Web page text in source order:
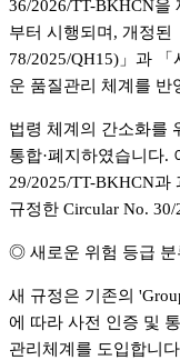
36/2026/TT-BKHCN을
부터 시행되며, 개정된
78/2025/QH15)」과
운 품질관리 체계를 반
법령 체계의 간소화를
통합·폐지하였습니다.
29/2025/TT-BKHCN과
규정한 Circular No.
◎ 새로운 위험 등급 분
새 규정은 기존의
에 따라 사전 인증 및
관리체계를 도입합니